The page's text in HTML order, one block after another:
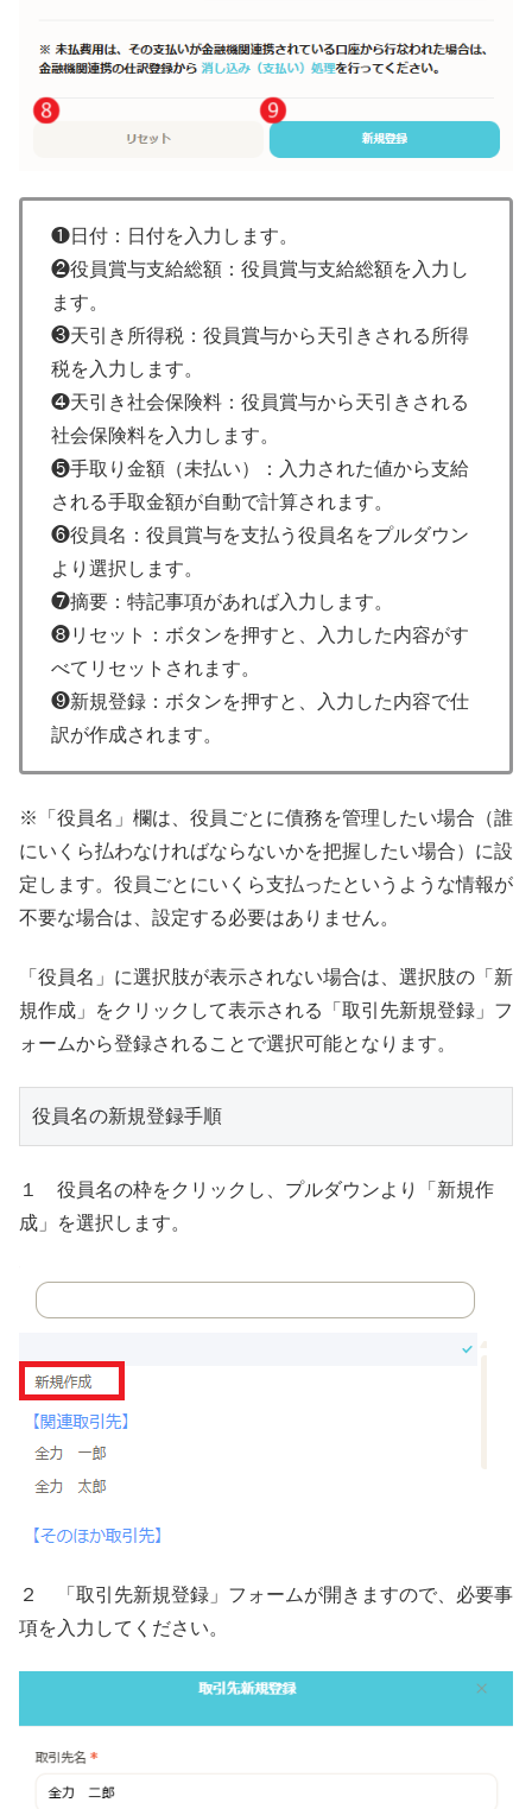
❶日付：日付を入力します。
❷役員賞与支給総額：役員賞与支給総額を入力し
ます。
❸天引き所得税：役員賞与から天引きされる所得
税を入力します。
❹天引き社会保険料：役員賞与から天引きされる
社会保険料を入力します。
❺手取り金額（未払い）：入力された値から支給
される手取金額が自動で計算されます。
❻役員名：役員賞与を支払う役員名をプルダウン
より選択します。
❼摘要：特記事項があれば入力します。
❽リセット：ボタンを押すと、入力した内容がす
べてリセットされます。
❾新規登録：ボタンを押すと、入力した内容で仕
訳が作成されます。
※「役員名」欄は、役員ごとに債務を管理したい場合（誰
にいくら払わなければならないかを把握したい場合）に設
定します。役員ごとにいくら支払ったというような情報が
不要な場合は、設定する必要はありません。
「役員名」に選択肢が表示されない場合は、選択肢の「新
規作成」をクリックして表示される「取引先新規登録」フ
ォームから登録されることで選択可能となります。
役員名の新規登録手順
１ 役員名の枠をクリックし、プルダウンより「新規作
成」を選択します。
２ 「取引先新規登録」フォームが開きますので、必要事
項を入力してください。